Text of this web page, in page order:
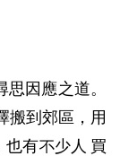
因應之道。
搬到郊區，用
有不少人 買